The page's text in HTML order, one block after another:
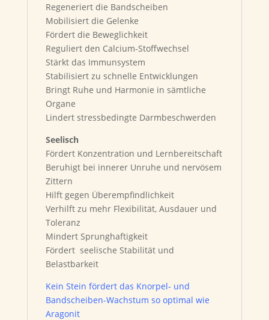
Regeneriert die Bandscheiben
Mobilisiert die Gelenke
Fördert die Beweglichkeit
Reguliert den Calcium-Stoffwechsel
Stärkt das Immunsystem
Stabilisiert zu schnelle Entwicklungen
Bringt Ruhe und Harmonie in sämtliche
Organe
Lindert stressbedingte Darmbeschwerden
Seelisch
Fördert Konzentration und Lernbereitschaft
Beruhigt bei innerer Unruhe und nervösem
Zittern
Hilft gegen Überempfindlichkeit
Verhilft zu mehr Flexibilität, Ausdauer und
Toleranz
Mindert Sprunghaftigkeit
Fördert seelische Stabilität und
Belastbarkeit
Kein Stein fördert das Knorpel- und
Bandscheiben-Wachstum so optimal wie
Aragonit